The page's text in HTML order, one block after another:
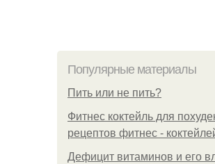
Популярные материалы
Пить или не пить?
Фитнес коктейль для
рецептов фитнес -
Дефицит витаминов и его